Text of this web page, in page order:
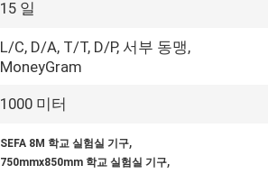
15 일
L/C, D/A, T/T, D/P, 서부 동맹,
MoneyGram
1000 미터
SEFA 8M 학교 실험실 기구,
750mmx850mm 학교 실험실 기구,